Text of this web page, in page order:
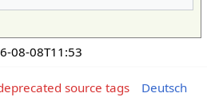
08-08T11:53
source tags
Deutsch